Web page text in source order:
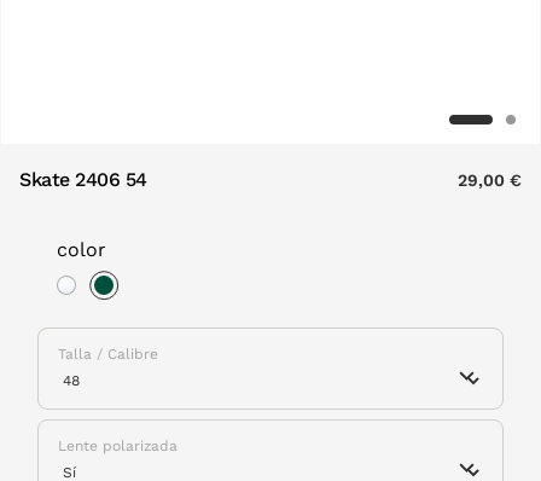
Skate 2406 54 29,00 €
color
Talla / Calibre
Lente polarizada